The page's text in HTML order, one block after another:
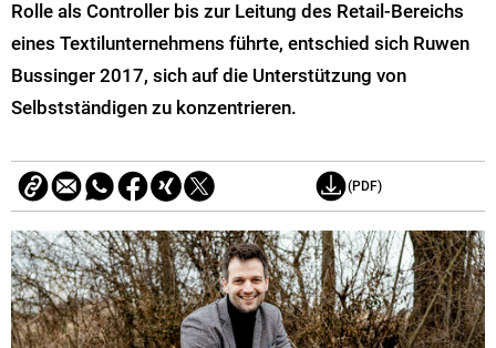
Rolle als Controller bis zur Leitung des Retail-Bereichs
eines Textilunternehmens führte, entschied sich Ruwen
Bussinger 2017, sich auf die Unterstützung von
Selbstständigen zu konzentrieren​​​​.
(PDF)